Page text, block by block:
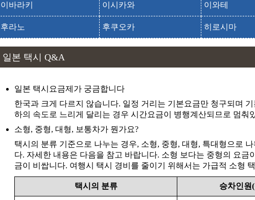
출발 도착
신야쿠시사
신야쿠시지
아키시노사
출발 도착
야마토분카칸
출발 도착
야쿠시사
야쿠시지
출발 도착
야타사
야타데라
와카쿠사 산
와카쿠사야마
이바라키 이시카와 이와테
후라노 후쿠오카 히로시마
일본 택시 Q&A
일본 택시요금제가 궁금합니다
한국과 크게 다르지 않습니다. 일정 거리는 기본요금만 청구되며
하의 속도로 느리게 달리는 경우 시간요금이 병행계산되므로 멈춰
소형, 중형, 대형, 보통차가 뭔가요?
택시의 분류 기준으로 나누는 경우, 소형, 중형, 대형, 특대형으로
다. 자세한 내용은 다음을 참고 바랍니다. 소형 보다는 중형의 요
금이 비쌉니다. 여행시 택시 경비를 줄이기 위해서는 가급적 소형
택시의 분류 승차인원